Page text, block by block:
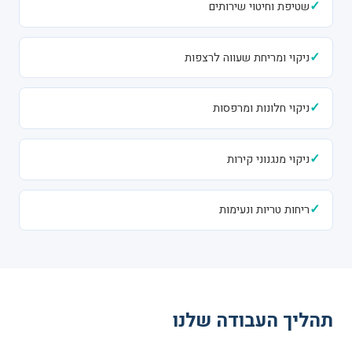
✓שטיפת וחיטוי שירותים
✓ניקוי ומריחת שעווה לרצפות
✓ניקוי חלונות ומרפסות
✓ניקוי מנגנוני קירות
✓ריחות טריות ונעימות
תהליך העבודה שלנו